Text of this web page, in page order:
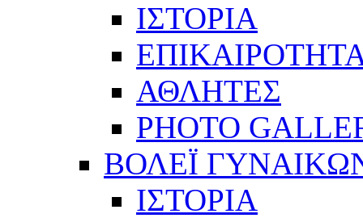
ΙΣΤΟΡΙΑ
ΑΘΛΗΤΕΣ
PHOTO
ΒΟΛΕΪ
ΙΣΤΟΡΙΑ